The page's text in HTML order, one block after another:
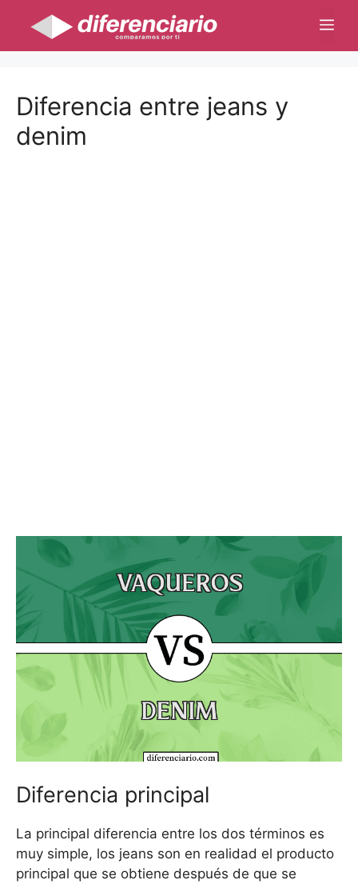
contenido
Diferencia entre jeans y
denim
Diferencia principal
La principal diferencia entre los dos términos es
muy simple, los jeans son en realidad el producto
principal que se obtiene después de que se